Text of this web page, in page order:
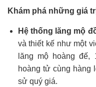
Khám phá những giá
Hệ thống lăng mộ
và thiết kế như một
lăng mộ hoàng đế,
hoàng tử cùng hàng
sử quý giá.